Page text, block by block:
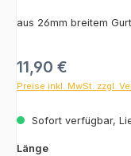
aus 26mm breitem
Regulärer Preis:
11,90 €
Preise inkl. MwSt. zzgl.
Sofort verfügbar,
Längeauswählen